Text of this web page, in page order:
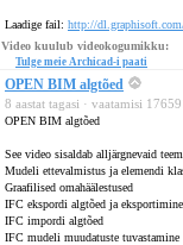
Laadige fail: http://
Video kuulub videokogumikku:
Tulge meie Archicad-i paati
OPEN BIM algtõed
8 aastat tagasi · vaatamisi
OPEN BIM algtõed
See video sisaldab alljärgnevaid
Mudeli ettevalmistus ja elemendi
Graafilised omahäälestused
IFC ekspordi algtõed ja
IFC impordi algtõed
IFC mudeli muudatuste tuvastamine